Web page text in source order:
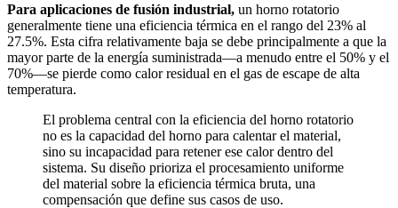
Para aplicaciones de fusión industrial, un horno rotatorio
generalmente tiene una eficiencia térmica en el rango del 23% al
27.5%. Esta cifra relativamente baja se debe principalmente a que la
mayor parte de la energía suministrada—a menudo entre el 50% y el
70%—se pierde como calor residual en el gas de escape de alta
temperatura.
El problema central con la eficiencia del horno rotatorio
no es la capacidad del horno para calentar el material,
sino su incapacidad para retener ese calor dentro del
sistema. Su diseño prioriza el procesamiento uniforme
del material sobre la eficiencia térmica bruta, una
compensación que define sus casos de uso.